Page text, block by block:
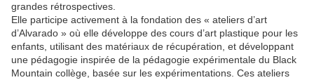
grandes rétrospectives.
Elle participe activement à la fondation des « ateliers d’art
d’Alvarado » où elle développe des cours d’art plastique pour les
enfants, utilisant des matériaux de récupération, et développant
une pédagogie inspirée de la pédagogie expérimentale du Black
Mountain collège, basée sur les expérimentations. Ces ateliers